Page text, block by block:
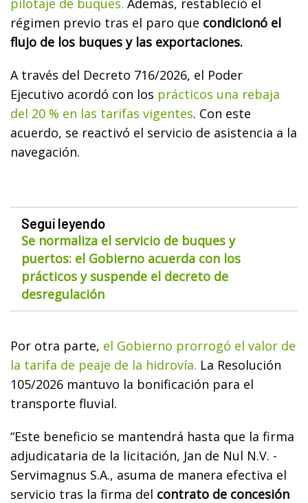
pilotaje de buques. Además, restableció el
régimen previo tras el paro que condicionó el
flujo de los buques y las exportaciones.
A través del Decreto 716/2026, el Poder
Ejecutivo acordó con los prácticos una rebaja
del 20 % en las tarifas vigentes. Con este
acuerdo, se reactivó el servicio de asistencia a la
navegación.
Seguí leyendo
Se normaliza el servicio de buques y
puertos: el Gobierno acuerda con los
prácticos y suspende el decreto de
desregulación
Por otra parte, el Gobierno prorrogó el valor de
la tarifa de peaje de la hidrovía. La Resolución
105/2026 mantuvo la bonificación para el
transporte fluvial.
“Este beneficio se mantendrá hasta que la firma
adjudicataria de la licitación, Jan de Nul N.V. -
Servimagnus S.A., asuma de manera efectiva el
servicio tras la firma del contrato de concesión